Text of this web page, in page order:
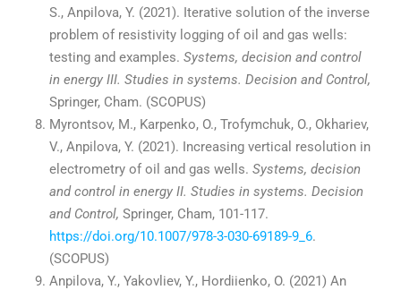
S., Anpilova, Y. (2021). Iterative solution of the inverse
problem of resistivity logging of oil and gas wells:
testing and examples. Systems, decision and control
in energy III. Studies in systems. Decision and Control,
Springer, Cham. (SCOPUS)
Myrontsov, M., Karpenko, O., Trofymchuk, O., Okhariev,
V., Anpilova, Y. (2021). Increasing vertical resolution in
electrometry of oil and gas wells. Systems, decision
and control in energy II. Studies in systems. Decision
and Control, Springer, Cham, 101-117.
https://doi.org/10.1007/978-3-030-69189-9_6.
(SCOPUS)
Anpilova, Y., Yakovliev, Y., Hordiienko, O. (2021) An